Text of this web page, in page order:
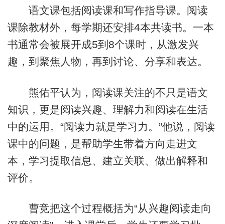
语文课包括阅读课和写作指导课。阅读
课除教材外，每学期还安排4本共读书。一本
书通常会被展开成5到8个课时，从激发兴
趣，到聚焦人物，再到讨论、分享和表达。
熊佑平认为，阅读课关注的不只是语文
知识，更是阅读兴趣、理解力和阅读在生活
中的运用。“阅读力就是学习力。”他说，阅读
课中的问题，是帮助学生带着方向走进文
本，学习提取信息、建立关联、做出解释和
评价。
曹竞把这个过程概括为“从兴趣阅读走向